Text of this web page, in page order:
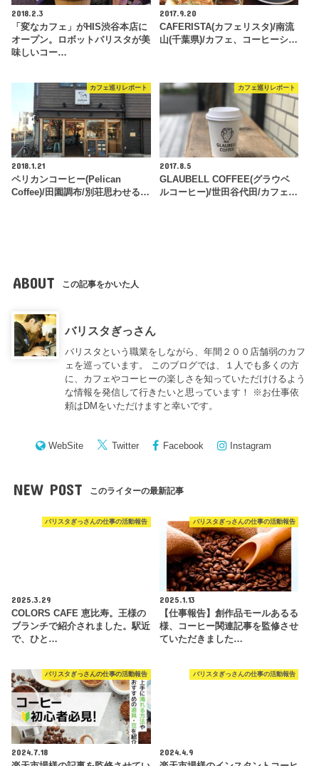
2018.2.3
「変なカフェ」がHIS渋谷本店に
オープン。ロボットバリスタが美
味しいコー…
2017.9.20
CAFERISTA(カフェリスタ)/南流
山(千葉県)/カフェ、コーヒーシ…
カフェ巡りレポート
2018.1.21
ペリカンコーヒー(Pelican
Coffee)/田園調布/別荘思わせる…
カフェ巡りレポート
2017.8.5
GLAUBELL COFFEE(グラウベ
ルコーヒー)/世田谷代田/カフェ…
ABOUT この記事をかいた人
バリスタぎっさん
バリスタという職業をしながら、年間２００店舗弱のカフ
ェを巡っています。 このブログでは、１人でも多くの方
に、カフェやコーヒーの楽しさを知っていただけけるよう
な情報を発信して行きたいと思っています！ ※お仕事依
頼はDMをいただけますと幸いです。
WebSite Twitter Facebook Instagram
NEW POST このライターの最新記事
バリスタぎっさんの仕事の活動報告
2025.3.29
COLORS CAFE 恵比寿。王様の
ブランチで紹介されました。駅近
で、ひと…
バリスタぎっさんの仕事の活動報告
2025.1.13
【仕事報告】創作品モールあるる
様、コーヒー関連記事を監修させ
ていただきました…
バリスタぎっさんの仕事の活動報告
2024.7.18
バリスタぎっさんの仕事の活動報告
2024.4.9